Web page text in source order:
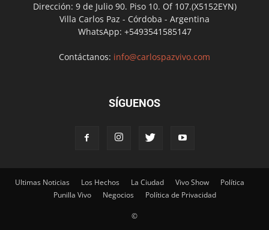
Dirección: 9 de Julio 90. Piso 10. Of 107.(X5152EYN)
Villa Carlos Paz - Córdoba - Argentina
WhatsApp: +5493541585147
Contáctanos: info@carlospazvivo.com
SÍGUENOS
Ultimas Noticias Los Hechos La Ciudad Vivo Show
Política
Punilla Vivo
Negocios Política de Privacidad
©